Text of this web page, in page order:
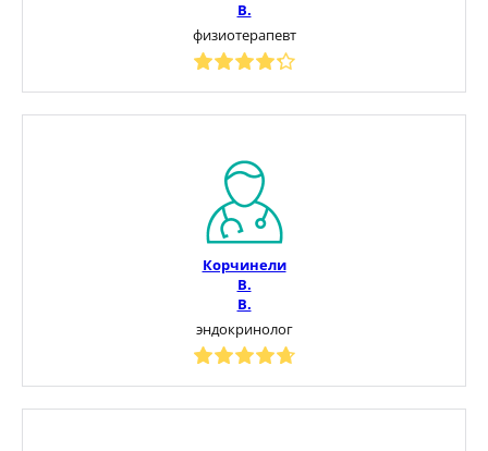
В.
физиотерапевт
Корчинели
В.
В.
эндокринолог